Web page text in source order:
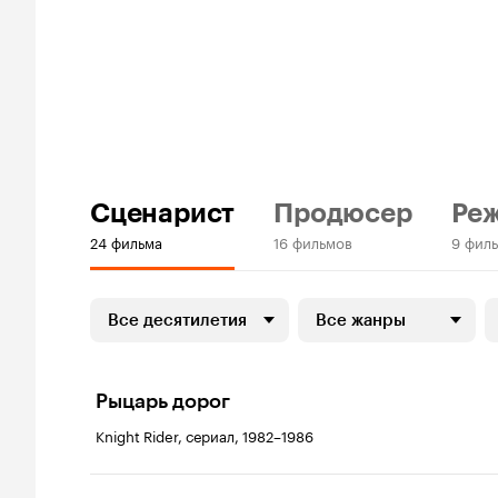
Сценарист
24 фильма
Продюсер
16 фильмов 9
Все десятилетия Все жанры
Рыцарь дорог
Knight Rider, сериал, 1982–1986